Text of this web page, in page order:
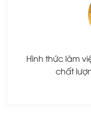
Hình thức làm
chất